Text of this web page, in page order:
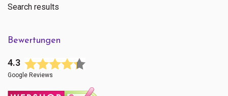
Search results
Bewertungen
4.3
Google Reviews